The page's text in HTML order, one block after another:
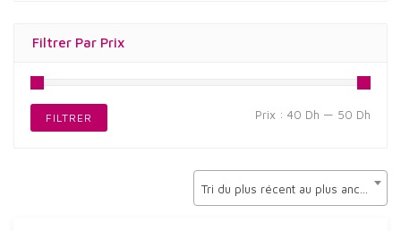
Filtrer Par Prix
FILTRER Prix : 40 Dh — 50 Dh